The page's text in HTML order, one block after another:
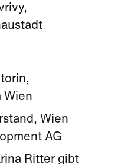
Wien
Wien
AG
Ritter gibt